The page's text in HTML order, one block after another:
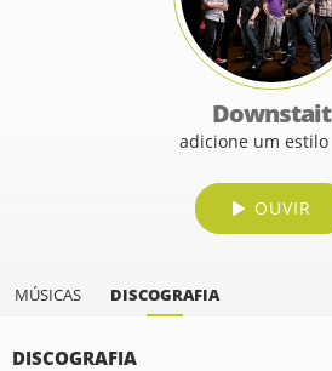
Downstait
adicione um estilo
OUVIR
MÚSICAS DISCOGRAFIA
DISCOGRAFIA